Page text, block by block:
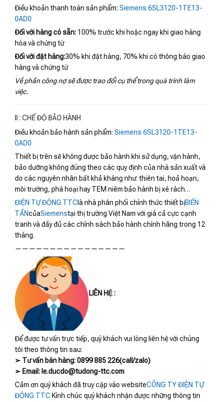
Điều khoản thanh toán sản phẩm: Siemens 6SL3120-1TE13-
0AD0
Đối với hàng có sẵn: 100% trước khi hoặc ngay khi giao hàng
hóa và chứng từ
Đối với đặt hàng:30% khi đặt hàng, 70% khi có thông báo giao
hàng và chứng từ
Về phần công nợ sẽ được trao đổi cụ thể trong quá trình làm
việc.
II : CHẾ ĐỘ BẢO HÀNH
Điều khoản bảo hành sản phẩm: Siemens 6SL3120-1TE13-
0AD0
Thiết bị trên sẽ không được bảo hành khi sử dụng, vận hành,
bảo dưỡng không đúng theo các quy định của nhà sản xuất và
do các nguyên nhân bất khả kháng như: thiên tai, hoả hoạn,
môi trường, phá hoại hay TEM niêm bảo hành bị xé rách…
ĐIỆN TỰ ĐỘNG TTC là nhà phân phối chính thức thiết bịBIẾN
TẦNcủaSiemenstại thị trường Việt Nam với giá cả cực cạnh
tranh và đầy đủ các chính sách bảo hành chính hãng trong 12
tháng.
————————————————
LIÊN HỆ :
Để được tư vấn trực tiếp, quý khách vui lòng liên hệ với chúng
tôi theo thông tin sau:
➢ Tư vấn bán hàng: 0899 885 226(call/zalo)
➢ Email: le.ducdo@tudong-ttc.com
Cảm ơn quý khách đã truy cập vào websiteCÔNG TY ĐIỆN TỰ
ĐỘNG TTC Kính chúc quý khách nhận được những thông tin